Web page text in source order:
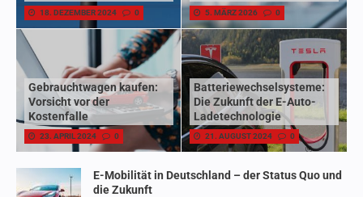
18. DEZEMBER 2024 0 5. MÄRZ 2026 0
Gebrauchtwagen kaufen:
Vorsicht vor der
Kostenfalle
23. APRIL 2024 0
Batteriewechselsysteme:
Die Zukunft der E-Auto-
Ladetechnologie
21. AUGUST 2024 0
E-Mobilität in Deutschland – der Status Quo und
die Zukunft